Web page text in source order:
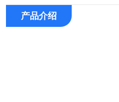
产品介绍